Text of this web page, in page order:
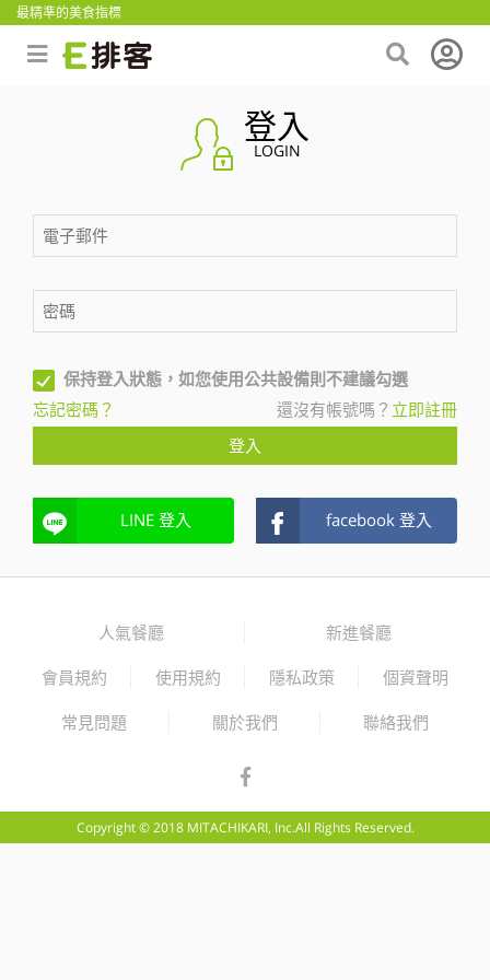
最精準的美食指標
登入
LOGIN
保持登入狀態，如您使用公共設備則不建議勾選
忘記密碼？
還沒有帳號嗎？ 立即註冊
登入
LINE 登入 facebook 登入
人氣餐廳 新進餐廳
會員規約 使用規約 隱私政策 個資聲明
常見問題 關於我們 聯絡我們
Copyright © 2018 MITACHIKARI, Inc.All Rights Reserved.